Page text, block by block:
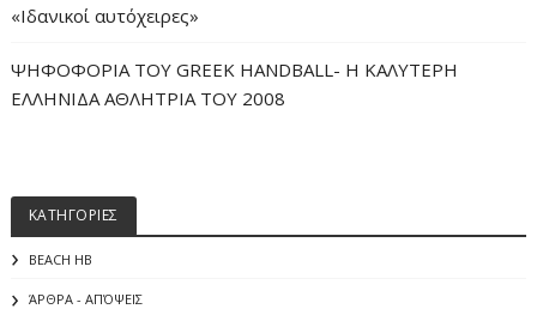
«Iδανικοί αυτόχειρες»
ΨΗΦΟΦΟΡΙΑ ΤΟΥ GREEK HANDBALL- H ΚΑΛΥΤΕΡΗ
ΕΛΛΗΝΙΔΑ ΑΘΛΗΤΡΙΑ ΤΟΥ 2008
ΚΑΤΗΓΟΡΙΕΣ
BEACH HB
ΆΡΘΡΑ - ΑΠΌΨΕΙΣ